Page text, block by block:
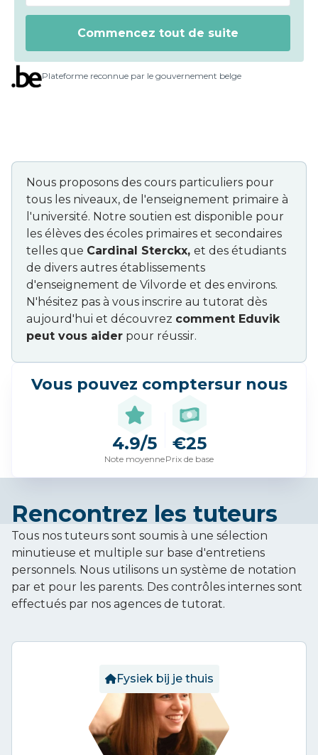
Plateforme reconnue par le gouvernement belge
Nous proposons des cours particuliers pour
tous les niveaux, de l'enseignement primaire à
l'université. Notre soutien est disponible pour
les élèves des écoles primaires et secondaires
telles que Cardinal Sterckx, et des étudiants
de divers autres établissements
d'enseignement de Vilvorde et des environs.
N'hésitez pas à vous inscrire au tutorat dès
aujourd'hui et découvrez comment Eduvik
peut vous aider pour réussir.
Vous pouvez comptersur nous
4.9/5
Note moyenne
€25
Prix de base
Rencontrez les tuteurs
Tous nos tuteurs sont soumis à une sélection
minutieuse et multiple sur base d'entretiens
personnels. Nous utilisons un système de notation
par et pour les parents. Des contrôles internes sont
effectués par nos agences de tutorat.
Fysiek bij je thuis